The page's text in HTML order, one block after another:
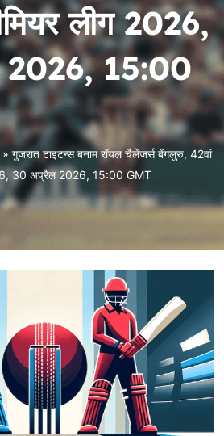
लीग 2026,
15:00
»गुजरात टाइटन्स बनाम रॉयल चैलेंजर्स बेंगलुरु, 42वां
30 अप्रैल 2026, 15:00 GMT